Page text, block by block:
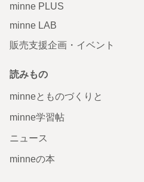
minne PLUS
minne LAB
販売支援企画・イベント
読みもの
minneとものづくりと
minne学習帖
ニュース
minneの本